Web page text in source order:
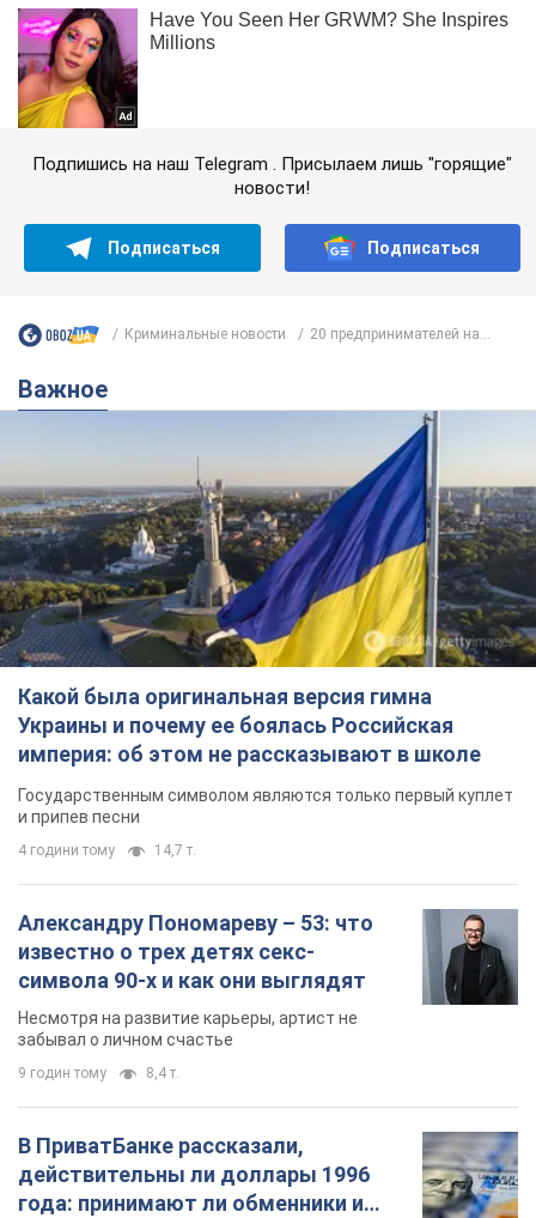
Подпишись на наш Telegram . Присылаем лишь "горящие"
новости!
Подписаться Подписаться
Криминальные новости 20 предпринимателей на...
Важное
Какой была оригинальная версия гимна
Украины и почему ее боялась Российская
империя: об этом не рассказывают в школе
Государственным символом являются только первый куплет
и припев песни
4 години тому 14,7 т.
Александру Пономареву – 53: что
известно о трех детях секс-
символа 90-х и как они выглядят
Несмотря на развитие карьеры, артист не
забывал о личном счастье
9 годин тому 8,4 т.
В ПриватБанке рассказали,
действительны ли доллары 1996
года: принимают ли обменники и